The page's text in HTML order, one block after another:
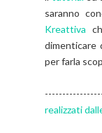
saranno
Kreattiva
dimenticare
per farla
realizzati